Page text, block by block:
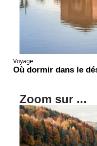
Voyage
Où dormir dans le
Zoom sur ...